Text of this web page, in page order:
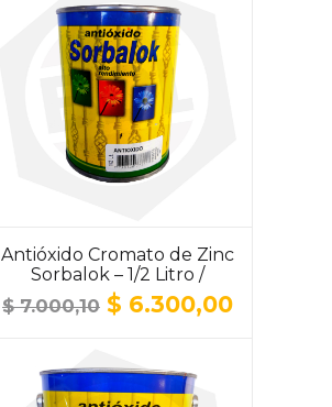
Antióxido Cromato de Zinc
Sorbalok – 1/2 Litro /
ALUMINIO
$7.000,10 El
precio
era:
$ 7.000,10.
$ 6.300,00El